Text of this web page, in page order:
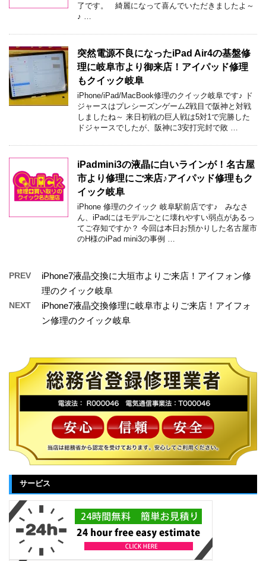
了です。 綺麗になって喜んでいただきましたよ～
♪ …
突然電源不良になったiPad Air4の基盤修
理に岐阜市より御来店！アイパッド修理
もクイック岐阜
iPhone/iPad/MacBook修理のクイック岐阜です♪ ド
ジャースはプレシーズンゲーム2戦目で阪神と対戦
しましたね～ 来日初戦の巨人戦は5対1で完勝した
ドジャースでしたが、阪神に3安打完封で敗 …
iPadmini3の液晶に白いラインが！名古屋
市より修理にご来店♪アイパッド修理もク
イック岐阜
iPhone 修理のクイック 岐阜駅前店です♪ みなさ
ん、iPadにはモデルごとに壊れやすい弱点があるっ
てご存知ですか？ 今回は本日お預かりした名古屋市
のH様のiPad mini3の事例 …
PREV
iPhone7液晶交換に大垣市よりご来店！アイフォン修
理のクイック岐阜
NEXT
iPhone7液晶交換修理に岐阜市よりご来店！アイフォ
ン修理のクイック岐阜
サービス